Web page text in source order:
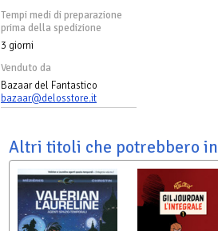
Tempi medi di preparazione
prima della spedizione
3 giorni
Venduto da
Bazaar del Fantastico
bazaar@delosstore.it
Altri titoli che potrebbero